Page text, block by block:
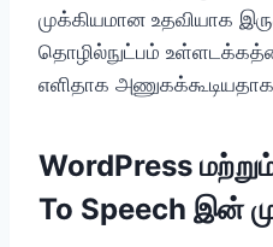
முக்கியமான உதவியாக
தொழில்நுட்பம்
எளிதாக அணுகக்கூடியதாக
WordPress
To Speech இன்